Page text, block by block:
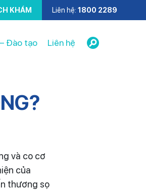
KHÁM Liên hệ: 1800 2289
Đào tạo Liên hệ
và co cơ
của
thương sọ